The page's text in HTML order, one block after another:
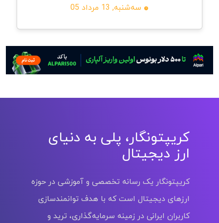
سه‌شنبه, 13 مرداد 05
کریپتونگار، پلی به دنیای
ارز دیجیتال
کریپتونگار یک رسانه تخصصی و آموزشی در حوزه
ارزهای دیجیتال است که با هدف توانمندسازی
کاربران ایرانی در زمینه سرمایه‌گذاری، ترید و